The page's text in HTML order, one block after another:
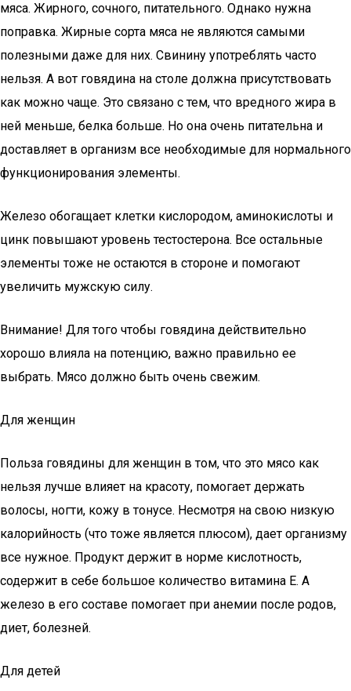
мяса. Жирного, сочного, питательного. Однако нужна
поправка. Жирные сорта мяса не являются самыми
полезными даже для них. Свинину употреблять часто
нельзя. А вот говядина на столе должна присутствовать
как можно чаще. Это связано с тем, что вредного жира в
ней меньше, белка больше. Но она очень питательна и
доставляет в организм все необходимые для нормального
функционирования элементы.
Железо обогащает клетки кислородом, аминокислоты и
цинк повышают уровень тестостерона. Все остальные
элементы тоже не остаются в стороне и помогают
увеличить мужскую силу.
Внимание! Для того чтобы говядина действительно
хорошо влияла на потенцию, важно правильно ее
выбрать. Мясо должно быть очень свежим.
Для женщин
Польза говядины для женщин в том, что это мясо как
нельзя лучше влияет на красоту, помогает держать
волосы, ногти, кожу в тонусе. Несмотря на свою низкую
калорийность (что тоже является плюсом), дает организму
все нужное. Продукт держит в норме кислотность,
содержит в себе большое количество витамина Е. А
железо в его составе помогает при анемии после родов,
диет, болезней.
Для детей